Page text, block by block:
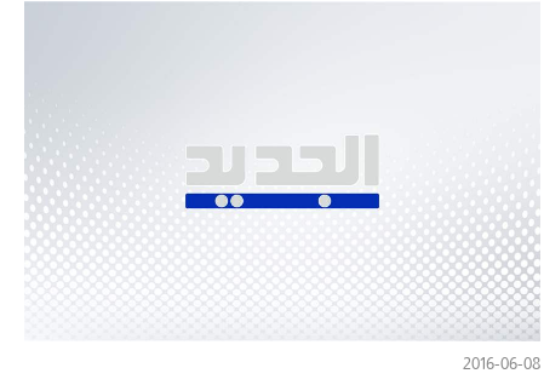
2016-06-08